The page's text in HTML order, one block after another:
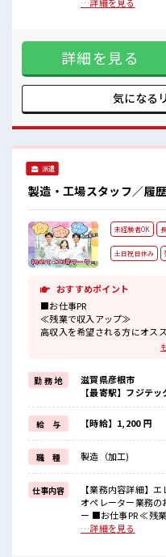
仕事！
遣のお仕事です！
営業中の食堂は400
場完備≫ これで夜の通
の雰囲気 20～30代
業はほぼなしでプ
機械操作や目視チ
詳細を見る
気になる
派遣
製造・工場スタッフ／履
未経験者OK
土日祝日休み
おすすめポイント
■お仕事PR
≪残業で収入アップ≫
高収入を希望される方にオスス
残業は月20時間以上あります
週末は家族や友人と一緒にプ
≪機能的な制服アリ≫
制服があるので、
毎日の服装の悩み解消♪
≪未経験でも活躍できる≫
新しいことにチャレンジするの
しっかり働く環境が整っていま
イチからスキルUP・ステップ
≪自分に向いている仕事が探
困った事などがあれば、
担当がしっかりサポートしま
■職場の雰囲気
勤 務 地
滋賀県彦根市
【最寄駅】フジテ
給 与 【時給】1,200 円
職 種 製造（加工)
仕事内容
【業務内容詳細】
オペレーター業務
ー ■お仕事PR ≪残業で収入アップ≫ 高収入を希望される方に
オススメ。 残業は
…詳細を見る